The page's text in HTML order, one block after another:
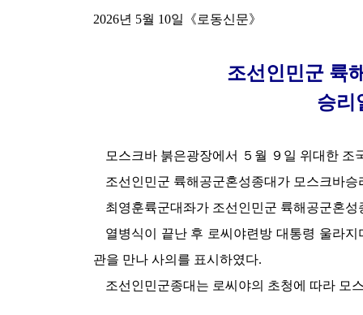
2026년 5월 10일《로동신문》
조선인민군 륙
승리
모스크바 붉은광장에서 ５월 ９일 위대한 조
조선인민군 륙해공군혼성종대가 모스크바
최영훈륙군대좌가 조선인민군 륙해공군혼
열병식이 끝난 후 로씨야련방 대통령 울라
관을 만나 사의를 표시하였다.
조선인민군종대는 로씨야의 초청에 따라 모